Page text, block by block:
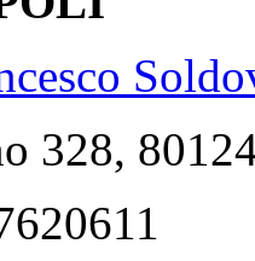
328,